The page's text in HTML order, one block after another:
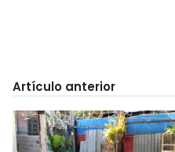
Artículo anterior